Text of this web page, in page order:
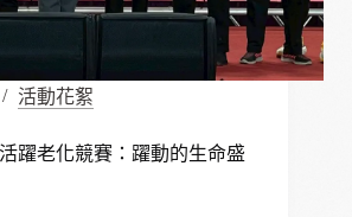
活動花絮
躍老化競賽：躍動的生命盛